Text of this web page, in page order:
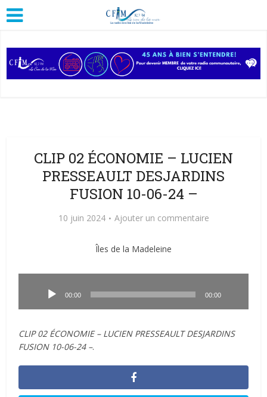
CLIP 02 ÉCONOMIE – LUCIEN
PRESSEAULT DESJARDINS
FUSION 10-06-24 –
10 juin 2024 Ajouter un commentaire
Îles de la Madeleine
00:00 00:00
CLIP 02 ÉCONOMIE – LUCIEN PRESSEAULT DESJARDINS
FUSION 10-06-24 –.